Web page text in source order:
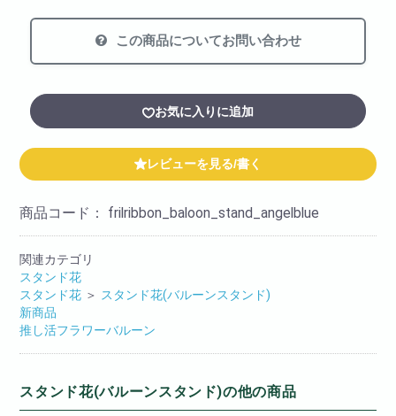
この商品についてお問い合わせ
お気に入りに追加
レビューを見る/書く
商品コード： frilribbon_baloon_stand_angelblue
関連カテゴリ
スタンド花
スタンド花 ＞ スタンド花(バルーンスタンド)
新商品
推し活フラワーバルーン
スタンド花(バルーンスタンド)の他の商品